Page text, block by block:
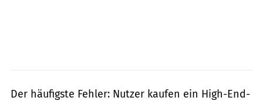
Der häufigste Fehler: Nutzer kaufen ein High-End-